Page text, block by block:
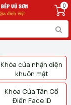
0
Khóa cửa nhận diện
khuôn mặt
Khóa Cửa Tân Cổ
Điển Face ID